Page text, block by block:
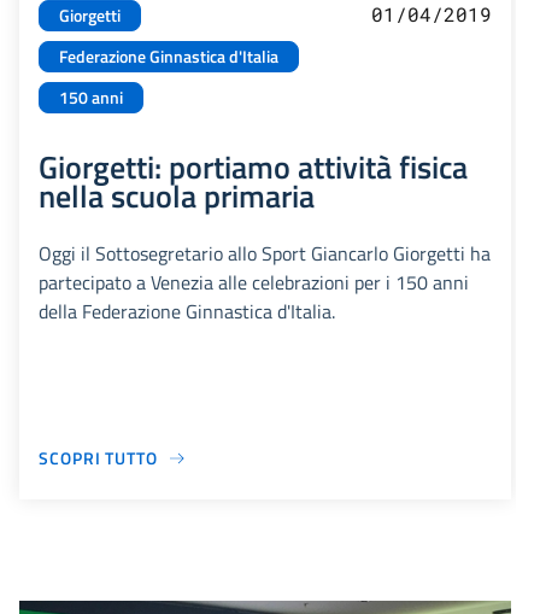
Giorgetti
Federazione Ginnastica d'Italia
150 anni
01/04/2019
Giorgetti: portiamo attività fisica
nella scuola primaria
Oggi il Sottosegretario allo Sport Giancarlo Giorgetti ha
partecipato a Venezia alle celebrazioni per i 150 anni
della Federazione Ginnastica d'Italia.
SCOPRI TUTTO